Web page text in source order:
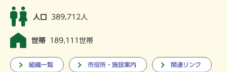
人口 389,712人
世帯 189,111世帯
組織一覧 市役所・施設案内 関連リンク